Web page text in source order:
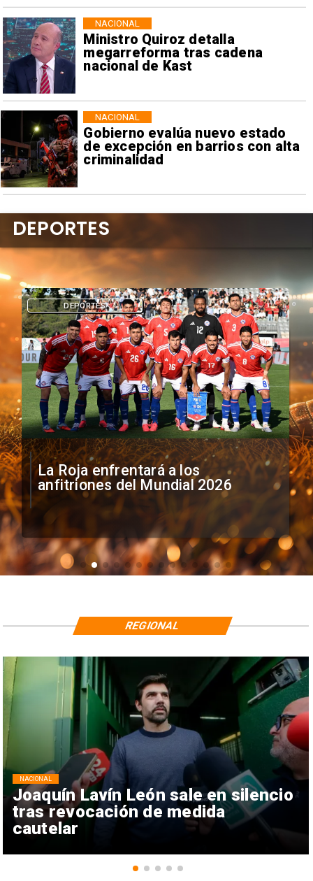
Ministro Quiroz detalla
megarreforma tras cadena
nacional de Kast
NACIONAL
Gobierno evalúa nuevo estado
de excepción en barrios con alta
criminalidad
NACIONAL
La Roja enfrentará a los
anfitriones del Mundial 2026
DEPORTES
DEPORTES
Joaquín Lavín León sale en silencio
tras revocación de medida
cautelar
NACIONAL
REGIONAL